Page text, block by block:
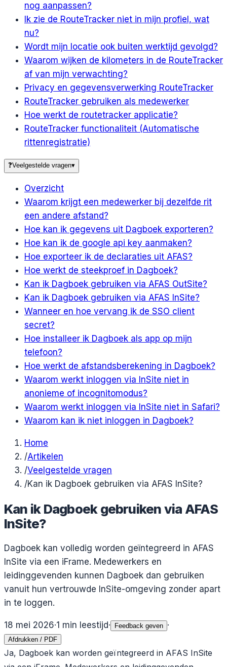
nog aanpassen?
Ik zie de RouteTracker niet in mijn profiel, wat
nu?
Wordt mijn locatie ook buiten werktijd gevolgd?
Waarom wijken de kilometers in de RouteTracker
af van mijn verwachting?
Privacy en gegevensverwerking RouteTracker
RouteTracker gebruiken als medewerker
Hoe werkt de routetracker applicatie?
RouteTracker functionaliteit (Automatische
rittenregistratie)
❓Veelgestelde vragen▾
Overzicht
Waarom krijgt een medewerker bij dezelfde rit
een andere afstand?
Hoe kan ik gegevens uit Dagboek exporteren?
Hoe kan ik de google api key aanmaken?
Hoe exporteer ik de declaraties uit AFAS?
Hoe werkt de steekproef in Dagboek?
Kan ik Dagboek gebruiken via AFAS OutSite?
Kan ik Dagboek gebruiken via AFAS InSite?
Wanneer en hoe vervang ik de SSO client
secret?
Hoe installeer ik Dagboek als app op mijn
telefoon?
Hoe werkt de afstandsberekening in Dagboek?
Waarom werkt inloggen via InSite niet in
anonieme of incognitomodus?
Waarom werkt inloggen via InSite niet in Safari?
Waarom kan ik niet inloggen in Dagboek?
Home
/Artikelen
/Veelgestelde vragen
/Kan ik Dagboek gebruiken via AFAS InSite?
Kan ik Dagboek gebruiken via AFAS
InSite?
Dagboek kan volledig worden geïntegreerd in AFAS
InSite via een iFrame. Medewerkers en
leidinggevenden kunnen Dagboek dan gebruiken
vanuit hun vertrouwde InSite-omgeving zonder apart
in te loggen.
18 mei 2026·1 min leestijd· Feedback geven ·
Afdrukken / PDF
Ja, Dagboek kan worden geïntegreerd in AFAS InSite